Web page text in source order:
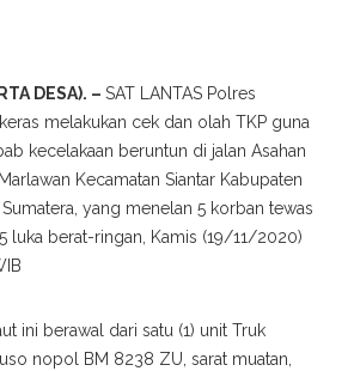
DESA). – SAT LANTAS Polres
melakukan cek dan olah TKP guna
kecelakaan beruntun di jalan Asahan
Kecamatan Siantar Kabupaten
yang menelan 5 korban tewas
luka berat-ringan, Kamis (19/11/2020)
ini berawal dari satu (1) unit Truk
nopol BM 8238 ZU, sarat muatan,